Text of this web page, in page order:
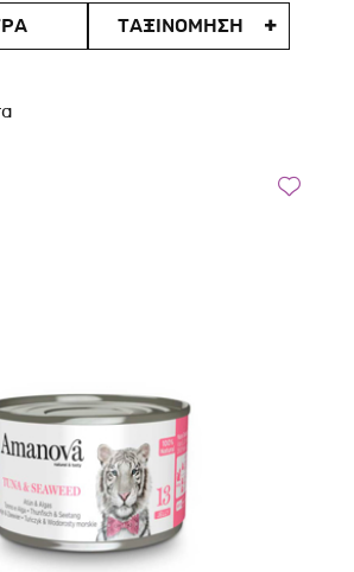
ΤΑΞΙΝOΜΗΣΗ